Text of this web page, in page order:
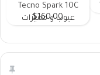
Tecno Spark 10C
عيوب و مميزات
$160.00